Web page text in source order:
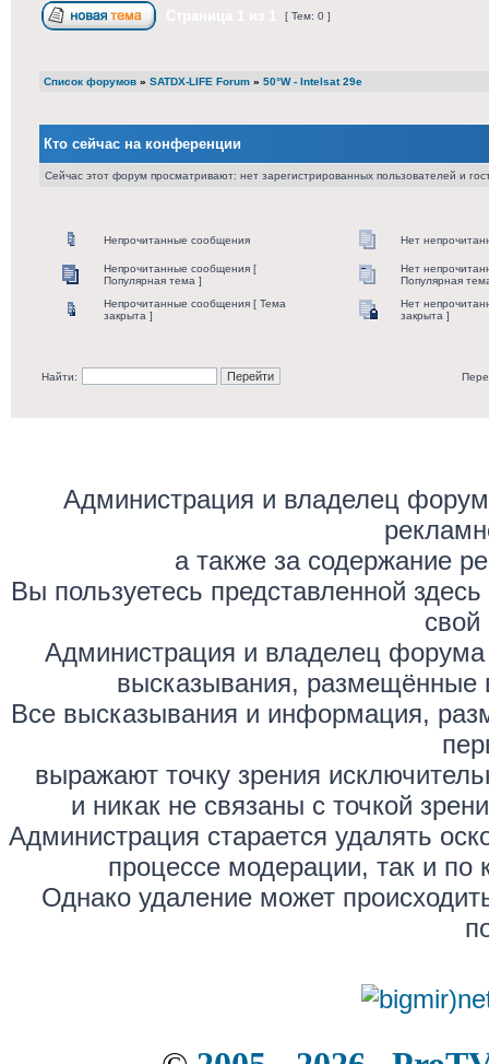
[ Тем: 0 ]
Список форумов » SATDX-LIFE Forum » 50°W - Intelsat 29e
Кто сейчас на конференции
Сейчас этот форум просматривают: нет зарегистрированных пользователей и
Непрочитанные сообщения Нет
Непрочитанные сообщения [
Популярная тема ]
Нет
Популярная
Непрочитанные сообщения [ Тема
закрыта ]
Нет
закрыта ]
Найти:
Администрация и владелец
а также за содержание
Вы пользуетесь представленной
свой
Администрация и владелец форума
высказывания, размещённые
Все высказывания и информация,
выражают точку зрения
и никак не связаны с точкой
Администрация старается удалять
процессе модерации, так и по
Однако удаление может